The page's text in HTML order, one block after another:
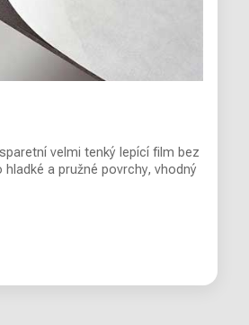
velmi tenký lepící film bez
a pružné povrchy, vhodný